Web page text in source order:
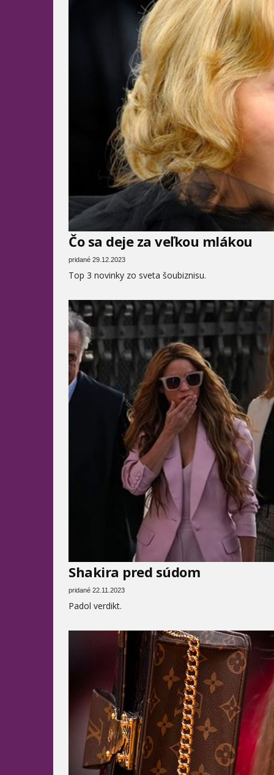
Čo sa deje za veľkou mlákou
pridané 29.12.2023
Top 3 novinky zo sveta šoubiznisu.
Shakira pred súdom
pridané 22.11.2023
Padol verdikt.